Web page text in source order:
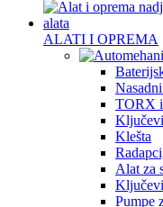
ALATI I OPREMA
TORX
Ključevi
Klešta
Alat za
Pumpe